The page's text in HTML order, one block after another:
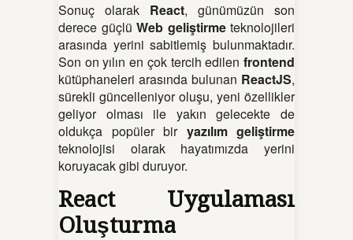
Sonuç olarak React, günümüzün son
derece güçlü Web geliştirmeteknolojileri
arasında yerini sabitlemiş bulunmaktadır.
Son on yılın en çok tercih edilen frontend
kütüphaneleri arasında bulunan ReactJS,
sürekli güncelleniyor oluşu, yeni özellikler
geliyor olması ile yakın gelecekte de
oldukça popüler bir yazılım geliştirme
teknolojisi olarak hayatımızda yerini
koruyacak gibi duruyor.
React Uygulaması
Oluşturma